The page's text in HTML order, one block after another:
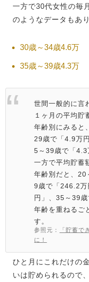
一方で30代女性の毎
のようなデータもあ
30歳～34歳4.6万
35歳～39歳4.3万
世間一般的に言
１ヶ月の平均貯
年齢別にみると
29歳で「4.9万
5～39歳で「4.3
一方で平均貯蓄
年齢別だと、
9歳で「246.2
円」、35～39
年齢を重ねるご
す。
参照元：
「貯蓄で
に！
ひと月にこれだけの
いは貯められるので